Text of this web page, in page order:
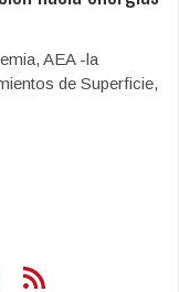
AEA -la
de Superficie,
Feed RSS